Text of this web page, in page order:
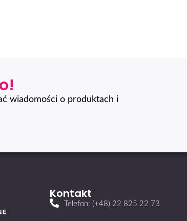
wiadomości o produktach i
Kontakt
Telefon: (+48) 22 825 22 73